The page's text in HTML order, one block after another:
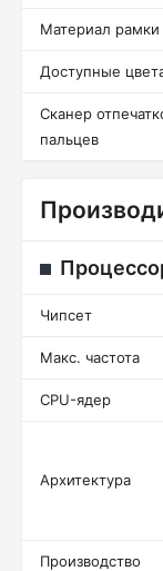
Материал рамки
Доступные
Сканер
пальцев
Чипсет
Макс. частота
CPU-ядер
Архитектура
Производство